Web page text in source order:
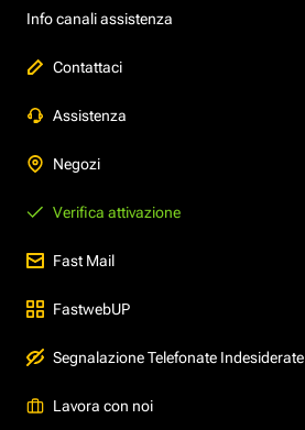
Info canali assistenza
Contattaci
Assistenza
Negozi
Verifica attivazione
Fast Mail
FastwebUP
Segnalazione Telefonate Indesiderate
Lavora con noi